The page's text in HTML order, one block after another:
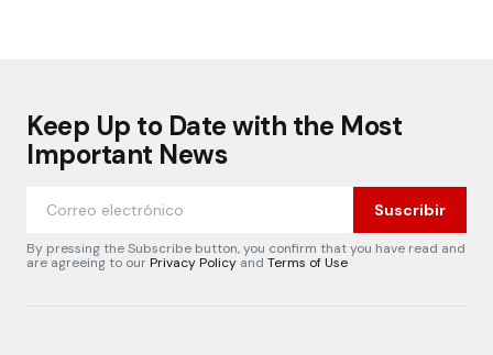
Keep Up to Date with the Most
Important News
Suscribir
By pressing the Subscribe button, you confirm that you have read and
are agreeing to ourPrivacy Policy and Terms of Use